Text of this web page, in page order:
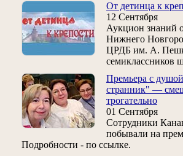
От детинца к
12 Сентября
Аукцион знаний
Нижнего
ЦРДБ им. А.
семиклассников
Премьера с
странник" —
трогательно
01 Сентября
Сотрудники
побывали на
Подробности - по ссылке.